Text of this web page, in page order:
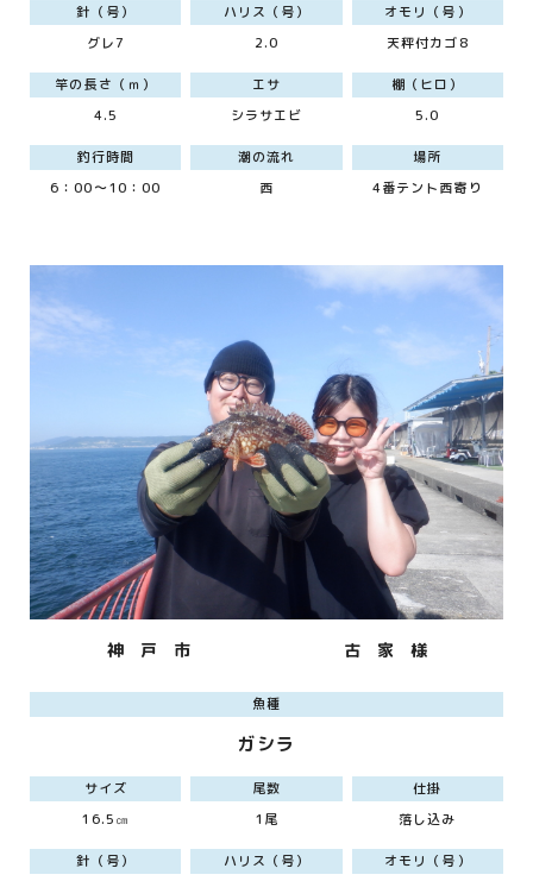
針（号）
グレ7
ハリス（号）
2.0
オモリ（号）
天秤付カゴ8
竿の長さ（ｍ）
4.5
エサ
シラサエビ
棚（ヒロ）
5.0
釣行時間
6：00～10：00
潮の流れ
西
場所
4番テント西寄り
神 戸 市 古 家 様
魚種
ガシラ
サイズ
16.5㎝
尾数
1尾
仕掛
落し込み
針（号）
ハリス（号）
オモリ（号）